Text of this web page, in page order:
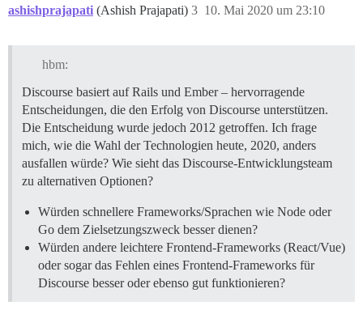
ashishprajapati (Ashish Prajapati) 10. Mai 2020 um 23:10
3
hbm:
Discourse basiert auf Rails und Ember – hervorragende
Entscheidungen, die den Erfolg von Discourse unterstützen.
Die Entscheidung wurde jedoch 2012 getroffen. Ich frage
mich, wie die Wahl der Technologien heute, 2020, anders
ausfallen würde? Wie sieht das Discourse-Entwicklungsteam
zu alternativen Optionen?
Würden schnellere Frameworks/Sprachen wie Node oder
Go dem Zielsetzungszweck besser dienen?
Würden andere leichtere Frontend-Frameworks (React/Vue)
oder sogar das Fehlen eines Frontend-Frameworks für
Discourse besser oder ebenso gut funktionieren?